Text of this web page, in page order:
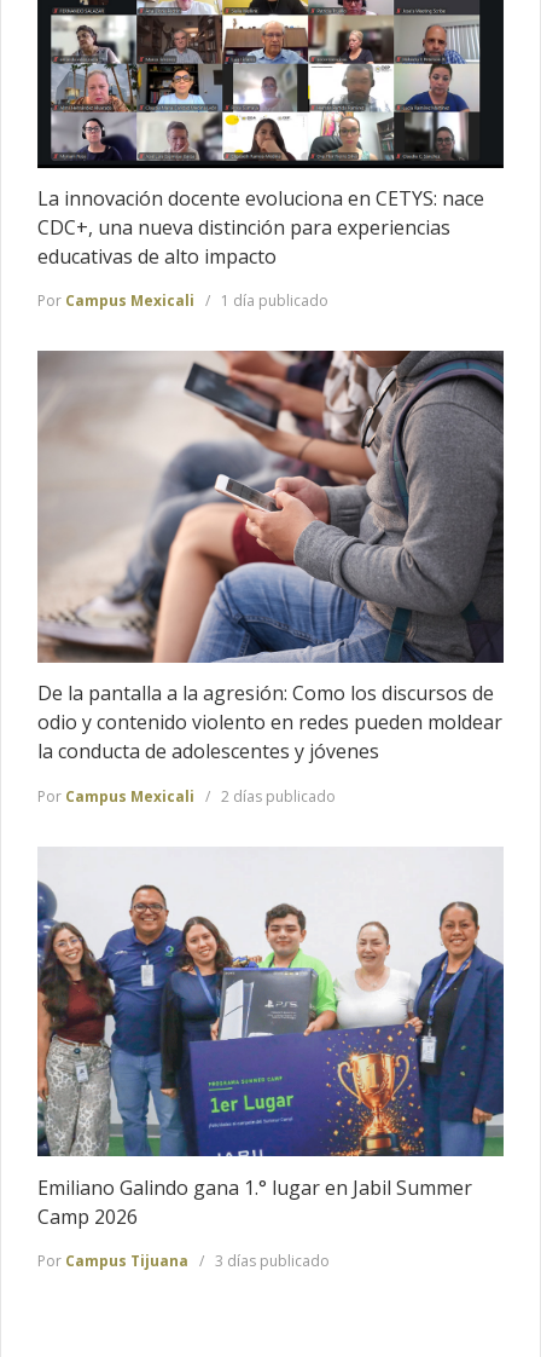
La innovación docente evoluciona en CETYS: nace
CDC+, una nueva distinción para experiencias
educativas de alto impacto
Por Campus Mexicali 1 día publicado
De la pantalla a la agresión: Como los discursos de
odio y contenido violento en redes pueden moldear
la conducta de adolescentes y jóvenes
Por Campus Mexicali 2 días publicado
Emiliano Galindo gana 1.° lugar en Jabil Summer
Camp 2026
Por Campus Tijuana 3 días publicado